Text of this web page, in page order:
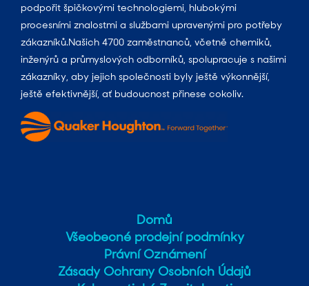
podpořit špičkovými technologiemi, hlubokými
procesními znalostmi a službami upravenými pro potřeby
zákazníků.Našich 4700 zaměstnanců, včetně chemiků,
inženýrů a průmyslových odborníků, spolupracuje s našimi
zákazníky, aby jejich společnosti byly ještě výkonnější,
ještě efektivnější, ať budoucnost přinese cokoliv.
Domů
Všeobecné prodejní podmínky
Právní Oznámení
Zásady Ochrany Osobních Údajů